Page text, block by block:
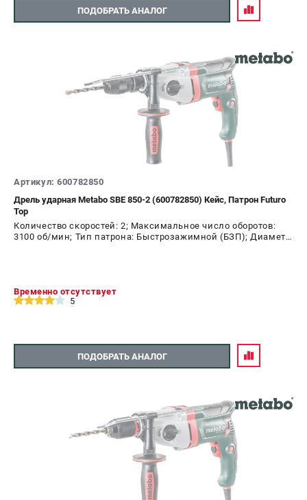
ПОДОБРАТЬ АНАЛОГ
Артикул: 600782850
Дрель ударная Metabo SBE 850-2 (600782850) Кейс, Патрон Futuro
Top
Количество скоростей: 2; Максимальное число оборотов:
3100 об/мин; Тип патрона: Быстрозажимной (БЗП); Диаметр
Временно отсутствует
5
ПОДОБРАТЬ АНАЛОГ